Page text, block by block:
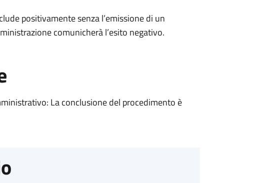
positivamente senza l’emissione di un
comunicherà l’esito negativo.
La conclusione del procedimento è